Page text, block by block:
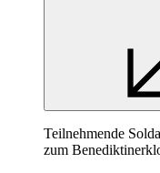
Teilnehmende
zum